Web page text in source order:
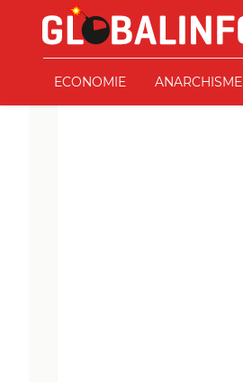
Ga naar de inhoud
GLOBALINFO
ECONOMIE ANARCHISME